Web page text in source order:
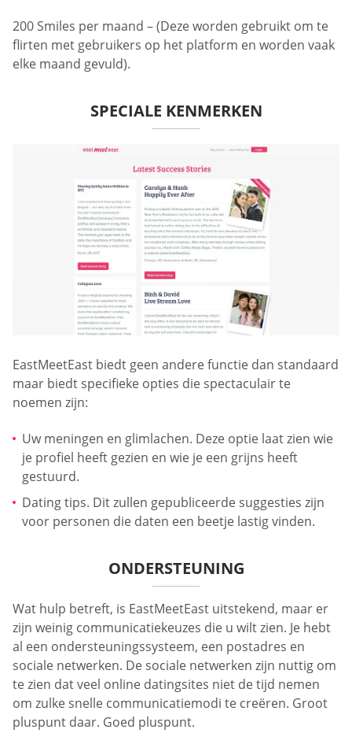
200 Smiles per maand – (Deze worden gebruikt om te
flirten met gebruikers op het platform en worden vaak
elke maand gevuld).
SPECIALE KENMERKEN
EastMeetEast biedt geen andere functie dan standaard
maar biedt specifieke opties die spectaculair te
noemen zijn:
Uw meningen en glimlachen. Deze optie laat zien wie
je profiel heeft gezien en wie je een grijns heeft
gestuurd.
Dating tips. Dit zullen gepubliceerde suggesties zijn
voor personen die daten een beetje lastig vinden.
ONDERSTEUNING
Wat hulp betreft, is EastMeetEast uitstekend, maar er
zijn weinig communicatiekeuzes die u wilt zien. Je hebt
al een ondersteuningssysteem, een postadres en
sociale netwerken. De sociale netwerken zijn nuttig om
te zien dat veel online datingsites niet de tijd nemen
om zulke snelle communicatiemodi te creëren. Groot
pluspunt daar. Goed pluspunt.